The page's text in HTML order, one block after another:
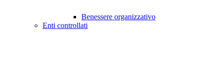
Benessere organizzativo
Enti controllati